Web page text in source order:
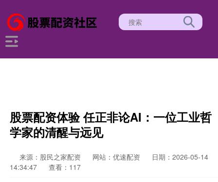
股票配资体验 任正非论AI：一位工业哲
学家的清醒与远见
来源：股民之家配资 网站：优速配资
日期：2026-05-14
14:34:47
查看：117